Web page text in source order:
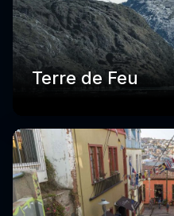
Terre de Feu